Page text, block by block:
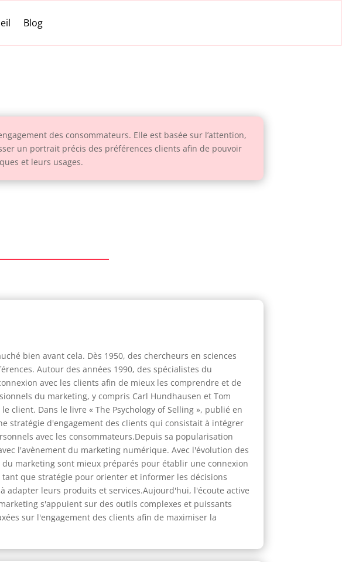
Blog
des consommateurs. Elle est basée sur l’attention,
un portrait précis des préférences clients afin de pouvoir
et leurs usages.
bien avant cela. Dès 1950, des chercheurs en sciences
Autour des années 1990, des spécialistes du
avec les clients afin de mieux les comprendre et de
du marketing, y compris Carl Hundhausen et Tom
client. Dans le livre « The Psychology of Selling », publié en
stratégie d'engagement des clients qui consistait à intégrer
avec les consommateurs.Depuis sa popularisation
l'avènement du marketing numérique. Avec l'évolution des
marketing sont mieux préparés pour établir une connexion
que stratégie pour orienter et informer les décisions
leurs produits et services.Aujourd'hui, l'écoute active
s'appuient sur des outils complexes et puissants
sur l'engagement des clients afin de maximiser la